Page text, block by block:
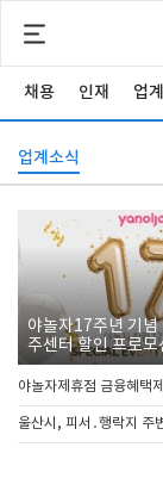
채용 인재 업
업계소식
야놀자17주년 기념
주센터 할인 프로모
야놀자제휴점 금융혜택
울산시, 피서․행락지 주